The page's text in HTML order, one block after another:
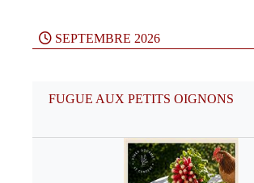
SEPTEMBRE 2026
FUGUE AUX PETITS OIGNONS